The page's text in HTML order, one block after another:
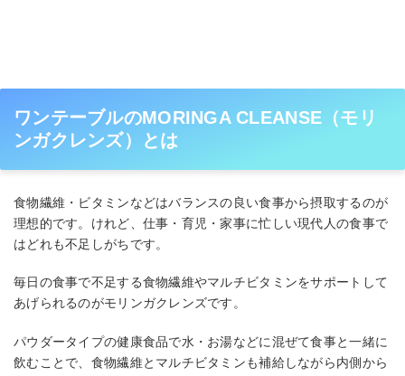
ワンテーブルのMORINGA CLEANSE（モリ
ンガクレンズ）とは
食物繊維・ビタミンなどはバランスの良い食事から摂取するのが
理想的です。けれど、仕事・育児・家事に忙しい現代人の食事で
はどれも不足しがちです。
毎日の食事で不足する食物繊維やマルチビタミンをサポートして
あげられるのがモリンガクレンズです。
パウダータイプの健康食品で水・お湯などに混ぜて食事と一緒に
飲むことで、食物繊維とマルチビタミンも補給しながら内側から